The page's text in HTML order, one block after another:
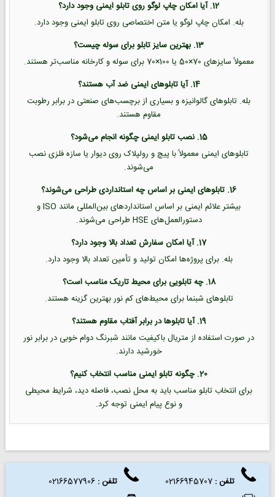
12. آیا امکان چاپ لوگو روی تابلو ایمنی وجود دارد؟
بله. امکان چاپ لوگو یا متن اختصاصی روی تابلو ایمنی وجود دارد.
13. بهترین سایز تابلو برای سوله چیست؟
معمولاً سایزهای 70×50 یا 100×70 برای سوله و کارخانه مناسب‌تر هستند.
14. آیا تابلوهای ایمنی ضد آب هستند؟
بله. تابلوهای گالوانیزه و بسیاری از برچسب‌های صنعتی در برابر رطوبت
مقاوم هستند.
15. نصب تابلو ایمنی چگونه انجام می‌شود؟
تابلوهای ایمنی معمولاً با پیچ و رولپلاک روی دیوار یا سازه فلزی نصب
می‌شوند.
16. تابلوهای ایمنی بر اساس چه استانداردی طراحی می‌شوند؟
بیشتر علائم ایمنی بر اساس استانداردهای بین‌المللی مانند ISO و
دستورالعمل‌های HSE طراحی می‌شوند.
17. آیا امکان سفارش تعداد بالا وجود دارد؟
بله. برای پروژه‌ها امکان تولید و تأمین تعداد بالا وجود دارد.
18. چه تابلویی برای محیط تاریک مناسب است؟
تابلوهای شبنما برای محیط‌های کم نور بهترین گزینه هستند.
19. آیا تابلوها در برابر آفتاب مقاوم هستند؟
در صورت استفاده از متریال باکیفیت مانند شبرنگ دوام خوبی در برابر نور
خورشید دارند.
20. چگونه تابلو ایمنی مناسب انتخاب کنیم؟
برای انتخاب تابلو مناسب باید به محل نصب، فاصله دید، شرایط محیطی
و نوع پیام ایمنی توجه کرد.
تلفن : تلفن:
02166577906